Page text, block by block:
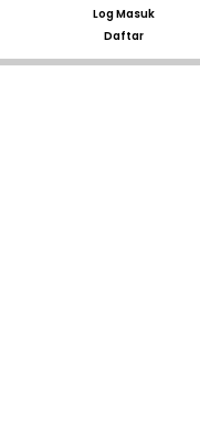
Log Masuk
Daftar